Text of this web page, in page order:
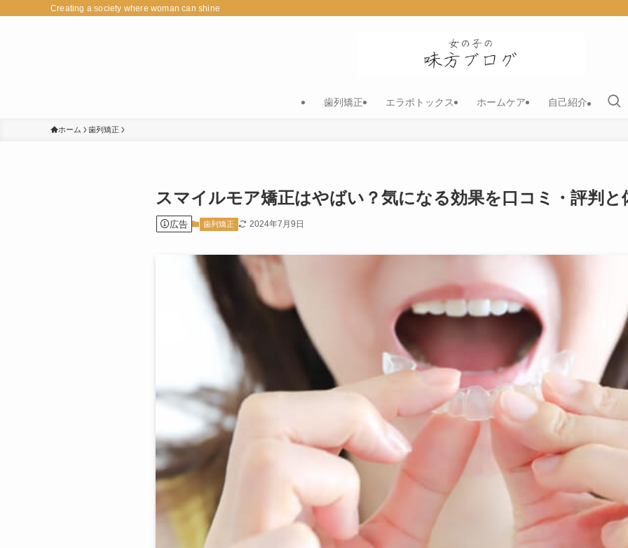
Creating a society where woman can shine
歯列矯正 エラボトックス ホームケア 自己紹介
ホーム 歯列矯正
スマイルモア矯正はやばい？気になる効果を口コミ・評判と
広告 歯列矯正 2024年7月9日